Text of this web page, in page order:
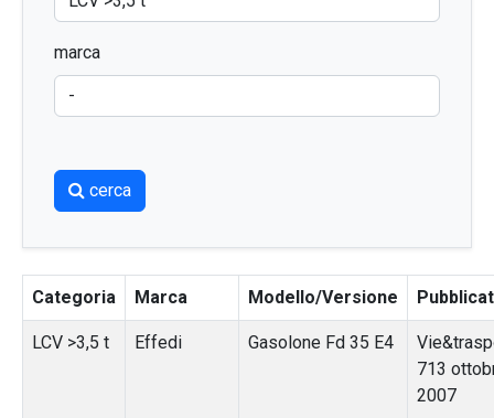
marca
cerca
Categoria Marca Modello/Versione
LCV >3,5 t Effedi Gasolone Fd 35 E4
713
2007